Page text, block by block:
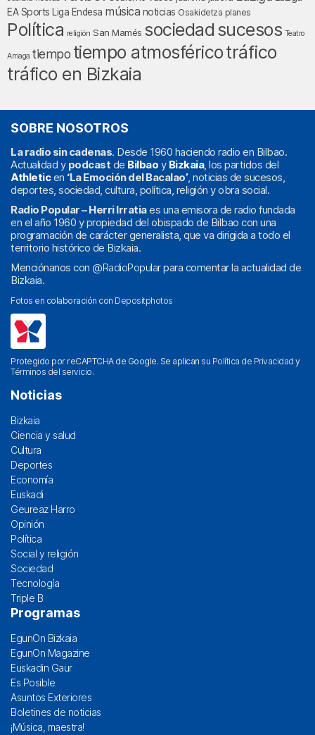
EA Sports
Liga Endesa música noticias Osakidetza planes
Política religión San Mamés sociedad sucesos Teatro
Arriaga tiempo tiempo atmosféricotráfico
tráfico en Bizkaia
SOBRE NOSOTROS
La radio sin cadenas. Desde 1960 haciendo radio en Bilbao.
Actualidad y podcast de Bilbao y Bizkaia, los partidos del
Athleticen ‘La Emoción del Bacalao’, noticias de sucesos,
deportes, sociedad, cultura, política, religión y obra social.
Radio Popular – Herri Irratiaes una emisora de radio fundada
en el año 1960 y propiedad del obispado de Bilbao con una
programación de carácter generalista, que va dirigida a todo el
territorio histórico de Bizkaia.
Menciónanos con @RadioPopularpara comentar la actualidad de
Bizkaia.
Fotos en colaboración con Depositphotos
Protegido por reCAPTCHA de Google. Se aplican su Política de Privacidad y
Términos del servicio.
Noticias
Bizkaia
Ciencia y salud
Cultura
Deportes
Economía
Euskadi
Geureaz Harro
Opinión
Política
Social y religión
Sociedad
Tecnología
Triple B
Programas
EgunOn Bizkaia
EgunOn Magazine
Euskadin Gaur
Es Posible
Asuntos Exteriores
Boletines de noticias
¡Música, maestra!